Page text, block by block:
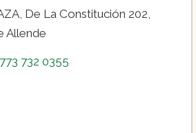
De La Constitución 202,
Allende
732 0355